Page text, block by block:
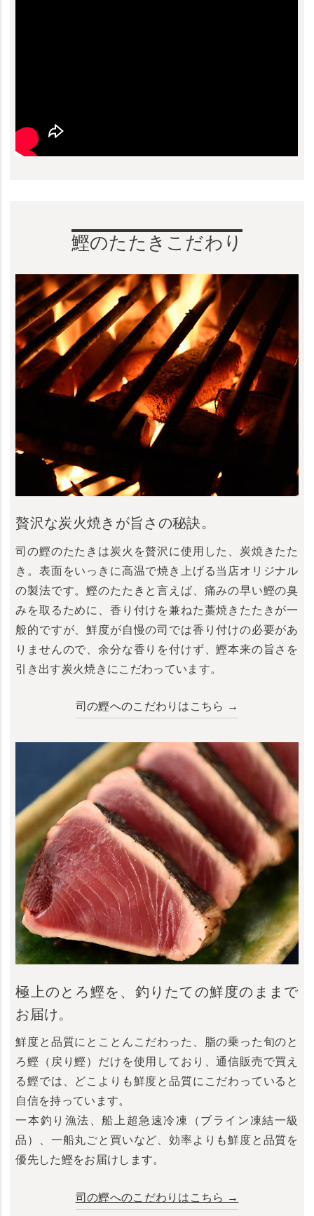
鰹のたたきこだわり
贅沢な炭火焼きが旨さの秘訣。
司の鰹のたたきは炭火を贅沢に使用した、炭焼きたた
き。表面をいっきに高温で焼き上げる当店オリジナル
の製法です。鰹のたたきと言えば、痛みの早い鰹の臭
みを取るために、香り付けを兼ねた藁焼きたたきが一
般的ですが、鮮度が自慢の司では香り付けの必要があ
りませんので、余分な香りを付けず、鰹本来の旨さを
引き出す炭火焼きにこだわっています。
司の鰹へのこだわりはこちら →
極上のとろ鰹を、釣りたての鮮度のままで
お届け。
鮮度と品質にとことんこだわった、脂の乗った旬のと
ろ鰹（戻り鰹）だけを使用しており、通信販売で買え
る鰹では、どこよりも鮮度と品質にこだわっていると
自信を持っています。
一本釣り漁法、船上超急速冷凍（ブライン凍結一級
品）、一船丸ごと買いなど、効率よりも鮮度と品質を
優先した鰹をお届けします。
司の鰹へのこだわりはこちら →